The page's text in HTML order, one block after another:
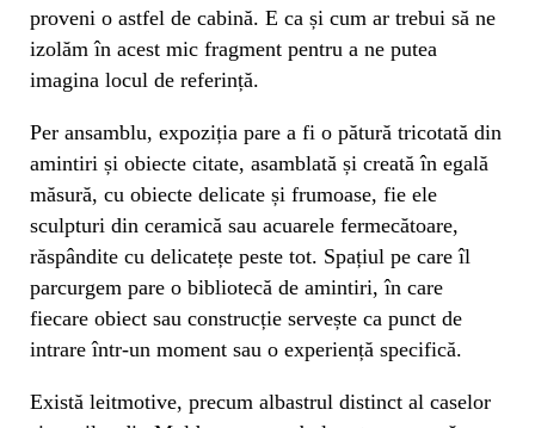
proveni o astfel de cabină. E ca și cum ar trebui să ne
izolăm în acest mic fragment pentru a ne putea
imagina locul de referință.
Per ansamblu, expoziția pare a fi o pătură tricotată din
amintiri și obiecte citate, asamblată și creată în egală
măsură, cu obiecte delicate și frumoase, fie ele
sculpturi din ceramică sau acuarele fermecătoare,
răspândite cu delicatețe peste tot. Spațiul pe care îl
parcurgem pare o bibliotecă de amintiri, în care
fiecare obiect sau construcție servește ca punct de
intrare într-un moment sau o experiență specifică.
Există leitmotive, precum albastrul distinct al caselor